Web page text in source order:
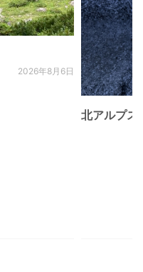
2026年8月6日
北アルプ